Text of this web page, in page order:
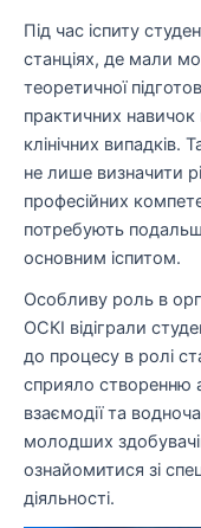
Під час іспиту
станціях, де мали
теоретичної
практичних навичок
клінічних
не лише визначити
професійних
потребують
основним іспитом.
Особливу роль в
ОСКІ відіграли
до процесу в ролі
сприяло створенню
взаємодії та
молодших
ознайомитися зі
діяльності.